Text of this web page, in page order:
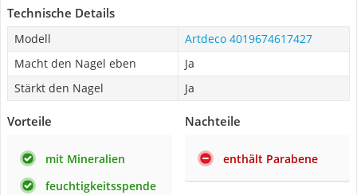
Technische Details
Modell
Artdeco 4019674617427
Macht den Nagel eben
Ja
Stärkt den Nagel
Ja
Vorteile
mit Mineralien
feuchtigkeitsspende
Nachteile
enthält Parabene